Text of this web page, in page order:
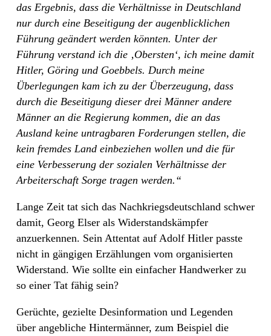
das Ergebnis, dass die Verhältnisse in Deutschland
nur durch eine Beseitigung der augenblicklichen
Führung geändert werden könnten. Unter der
Führung verstand ich die ‚Obersten‘, ich meine damit
Hitler, Göring und Goebbels. Durch meine
Überlegungen kam ich zu der Überzeugung, dass
durch die Beseitigung dieser drei Männer andere
Männer an die Regierung kommen, die an das
Ausland keine untragbaren Forderungen stellen, die
kein fremdes Land einbeziehen wollen und die für
eine Verbesserung der sozialen Verhältnisse der
Arbeiterschaft Sorge tragen werden.“
Lange Zeit tat sich das Nachkriegsdeutschland schwer
damit, Georg Elser als Widerstandskämpfer
anzuerkennen. Sein Attentat auf Adolf Hitler passte
nicht in gängigen Erzählungen vom organisierten
Widerstand. Wie sollte ein einfacher Handwerker zu
so einer Tat fähig sein?
Gerüchte, gezielte Desinformation und Legenden
über angebliche Hintermänner, zum Beispiel die